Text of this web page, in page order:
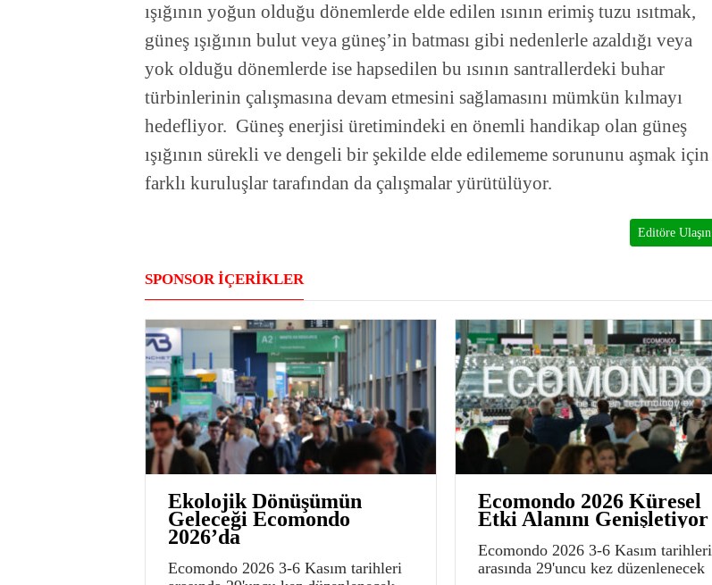
ışığının yoğun olduğu dönemlerde elde edilen ısının erimiş tuzu ısıtmak,
güneş ışığının bulut veya güneş’in batması gibi nedenlerle azaldığı veya
yok olduğu dönemlerde ise hapsedilen bu ısının santrallerdeki buhar
türbinlerinin çalışmasına devam etmesini sağlamasını mümkün kılmayı
hedefliyor. Güneş enerjisi üretimindeki en önemli handikap olan güneş
ışığının sürekli ve dengeli bir şekilde elde edilememe sorununu aşmak için
farklı kuruluşlar tarafından da çalışmalar yürütülüyor.
Editöre Ulaşın
SPONSOR İÇERİKLER
Ekolojik Dönüşümün
Geleceği Ecomondo
2026’da
Ecomondo 2026 3-6 Kasım tarihleri
Ecomondo 2026 Küresel
Etki Alanını Genişletiyor
Ecomondo 2026 3-6 Kasım tarihleri
arasında 29'uncu kez düzenlenecek